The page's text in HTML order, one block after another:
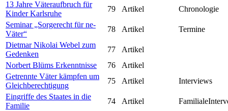
13 Jahre Väteraufbruch für
Kinder Karlsruhe
79 Artikel
Chronologie
Seminar „Sorgerecht für ne-
Väter“
78 Artikel
Termine
Dietmar Nikolai Webel zum
Gedenken
77
Artikel
Norbert Blüms Erkenntnisse
76
Artikel
Getrennte Väter kämpfen um
Gleichberechtigung
75 Artikel
Interviews
Eingriffe des Staates in die
Familie
74 Artikel